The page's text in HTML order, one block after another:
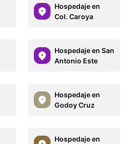
Hospedaje en
Col. Caroya
Hospedaje en San
Antonio Este
Hospedaje en
Godoy Cruz
Hospedaje en